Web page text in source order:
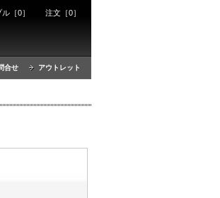
合せ アウトレット
［0］ 注文［0］